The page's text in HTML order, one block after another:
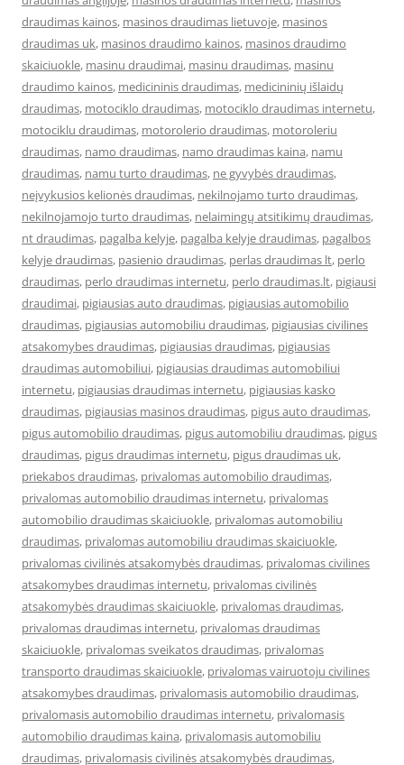
draudimas kainos, masinos draudimas lietuvoje, masinos
draudimas uk, masinos draudimo kainos, masinos draudimo
skaiciuokle, masinu draudimai, masinu draudimas, masinu
draudimo kainos, medicininis draudimas, medicininių išlaidų
draudimas, motociklo draudimas, motociklo draudimas internetu,
motociklu draudimas, motorolerio draudimas, motoroleriu
draudimas, namo draudimas, namo draudimas kaina, namu
draudimas, namu turto draudimas, ne gyvybės draudimas,
neįvykusios kelionės draudimas, nekilnojamo turto draudimas,
nekilnojamojo turto draudimas, nelaimingų atsitikimų draudimas,
nt draudimas, pagalba kelyje, pagalba kelyje draudimas, pagalbos
kelyje draudimas, pasienio draudimas, perlas draudimas lt, perlo
draudimas, perlo draudimas internetu, perlo draudimas.lt, pigiausi
draudimai, pigiausias auto draudimas, pigiausias automobilio
draudimas, pigiausias automobiliu draudimas, pigiausias civilines
atsakomybes draudimas, pigiausias draudimas, pigiausias
draudimas automobiliui, pigiausias draudimas automobiliui
internetu, pigiausias draudimas internetu, pigiausias kasko
draudimas, pigiausias masinos draudimas, pigus auto draudimas,
pigus automobilio draudimas, pigus automobiliu draudimas, pigus
draudimas, pigus draudimas internetu, pigus draudimas uk,
priekabos draudimas, privalomas automobilio draudimas,
privalomas automobilio draudimas internetu, privalomas
automobilio draudimas skaiciuokle, privalomas automobiliu
draudimas, privalomas automobiliu draudimas skaiciuokle,
privalomas civilinės atsakomybės draudimas, privalomas civilines
atsakomybes draudimas internetu, privalomas civilinės
atsakomybės draudimas skaiciuokle, privalomas draudimas,
privalomas draudimas internetu, privalomas draudimas
skaiciuokle, privalomas sveikatos draudimas, privalomas
transporto draudimas skaiciuokle, privalomas vairuotoju civilines
atsakomybes draudimas, privalomasis automobilio draudimas,
privalomasis automobilio draudimas internetu, privalomasis
automobilio draudimas kaina, privalomasis automobiliu
draudimas, privalomasis civilinės atsakomybės draudimas,